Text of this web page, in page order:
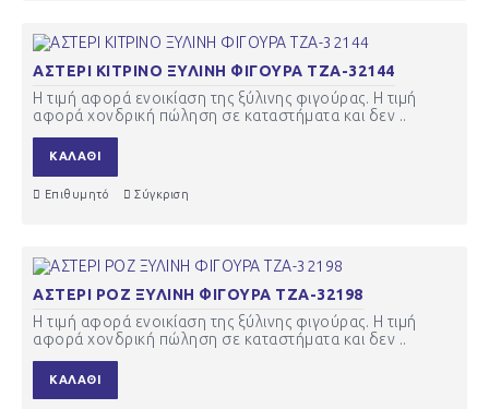
ΑΣΤΕΡΙ ΚΙΤΡΙΝΟ ΞΥΛΙΝΗ ΦΙΓΟΥΡΑ ΤΖΑ-32144
Η τιμή αφορά ενοικίαση της ξύλινης φιγούρας. Η τιμή
αφορά χονδρική πώληση σε καταστήματα και δεν ..
ΚΑΛΆΘΙ
Επιθυμητό Σύγκριση
ΑΣΤΕΡΙ ΡΟΖ ΞΥΛΙΝΗ ΦΙΓΟΥΡΑ ΤΖΑ-32198
Η τιμή αφορά ενοικίαση της ξύλινης φιγούρας. Η τιμή
αφορά χονδρική πώληση σε καταστήματα και δεν ..
ΚΑΛΆΘΙ